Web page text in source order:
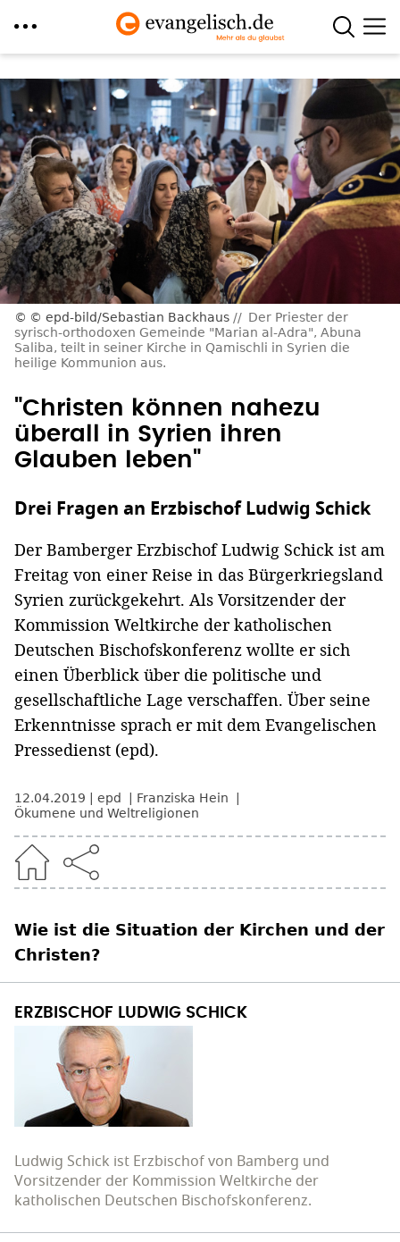
zum
Inhalt
© epd-bild/Sebastian Backhaus
Der Priester der
syrisch-orthodoxen Gemeinde "Marian al-Adra", Abuna
Saliba, teilt in seiner Kirche in Qamischli in Syrien die
heilige Kommunion aus.
"Christen können nahezu
überall in Syrien ihren
Glauben leben"
Drei Fragen an Erzbischof Ludwig Schick
Der Bamberger Erzbischof Ludwig Schick ist am
Freitag von einer Reise in das Bürgerkriegsland
Syrien zurückgekehrt. Als Vorsitzender der
Kommission Weltkirche der katholischen
Deutschen Bischofskonferenz wollte er sich
einen Überblick über die politische und
gesellschaftliche Lage verschaffen. Über seine
Erkenntnisse sprach er mit dem Evangelischen
Pressedienst (epd).
12.04.2019 epd
Franziska Hein
Ökumene und Weltreligionen
Wie ist die Situation der Kirchen und der
Christen?
ERZBISCHOF LUDWIG SCHICK
Ludwig Schick ist Erzbischof von Bamberg und
Vorsitzender der Kommission Weltkirche der
katholischen Deutschen Bischofskonferenz.